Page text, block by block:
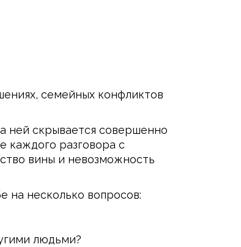
семейных конфликтов
ней скрывается совершенно
каждого разговора с
вины и невозможность
на несколько вопросов:
людьми?